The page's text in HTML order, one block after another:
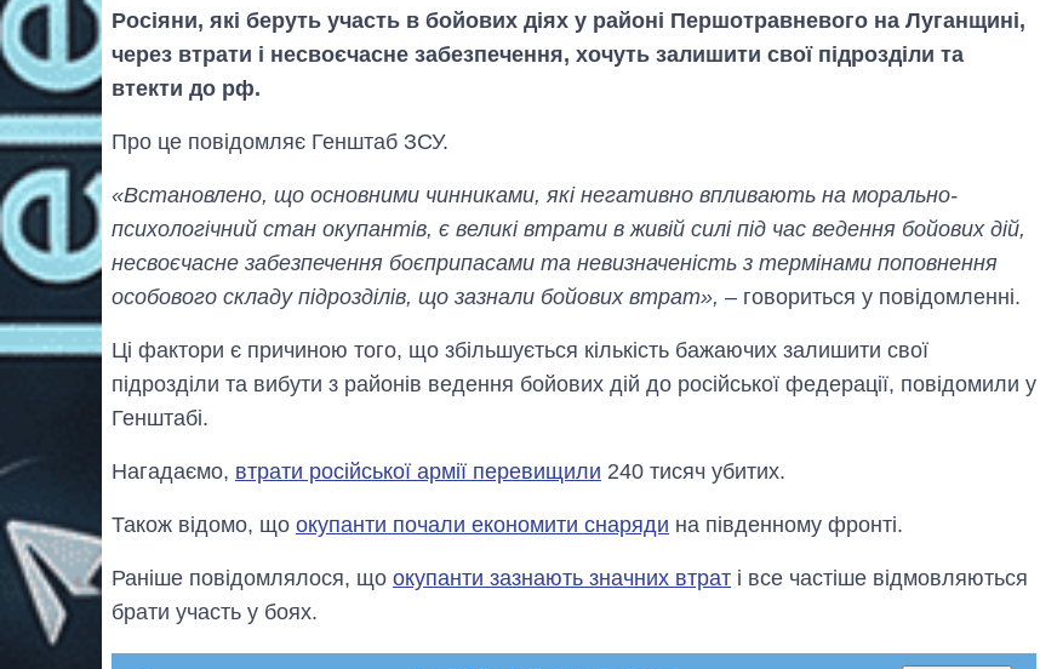
Росіяни, які беруть участь в бойових діях у районі Першотравневого на Луганщині,
через втрати і несвоєчасне забезпечення, хочуть залишити свої підрозділи та
втекти до рф.
Про це повідомляє Генштаб ЗСУ.
«Встановлено, що основними чинниками, які негативно впливають на морально-
психологічний стан окупантів, є великі втрати в живій силі під час ведення бойових дій,
несвоєчасне забезпечення боєприпасами та невизначеність з термінами поповнення
особового складу підрозділів, що зазнали бойових втрат», – говориться у повідомленні.
Ці фактори є причиною того, що збільшується кількість бажаючих залишити свої
підрозділи та вибути з районів ведення бойових дій до російської федерації, повідомили у
Генштабі.
Нагадаємо, втрати російської армії перевищили 240 тисяч убитих.
Також відомо, що окупанти почали економити снаряди на південному фронті.
Раніше повідомлялося, що окупанти зазнають значних втрат і все частіше відмовляються
брати участь у боях.
Скільки картоплі
вирощували в
великої війни